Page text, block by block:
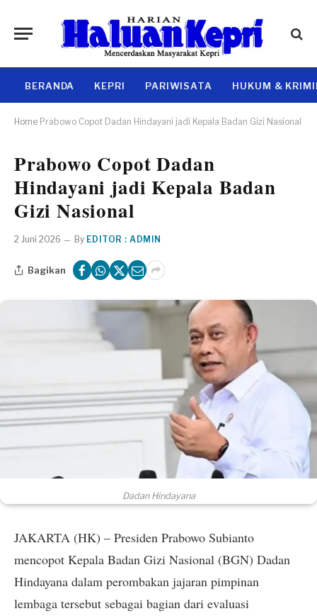
BERANDA KEPRI PARIWISATA HUKUM &
Home Prabowo Copot Dadan Hindayani jadi Kepala Badan Gizi Nasional
Prabowo Copot Dadan
Hindayani jadi Kepala Badan
Gizi Nasional
2 Juni 2026 By EDITOR : ADMIN
Bagikan
Dadan Hindayana
JAKARTA (HK) – Presiden Prabowo Subianto
mencopot Kepala Badan Gizi Nasional (BGN) Dadan
Hindayana dalam perombakan jajaran pimpinan
lembaga tersebut sebagai bagian dari evaluasi